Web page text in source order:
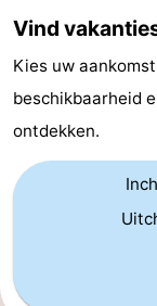
Nieuws
adressen
Regio
Zeeland
Duiveland
-
Vind
Kies uw
beschikbaarheid
ontdekken.